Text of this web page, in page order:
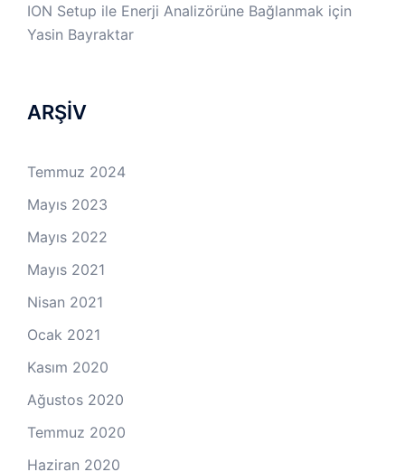
ION Setup ile Enerji Analizörüne Bağlanmak için
Yasin Bayraktar
ARŞİV
Temmuz 2024
Mayıs 2023
Mayıs 2022
Mayıs 2021
Nisan 2021
Ocak 2021
Kasım 2020
Ağustos 2020
Temmuz 2020
Haziran 2020